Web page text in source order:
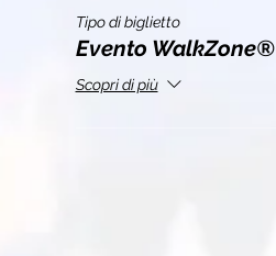
Tipo di biglietto
Evento WalkZone®
Scopri di più